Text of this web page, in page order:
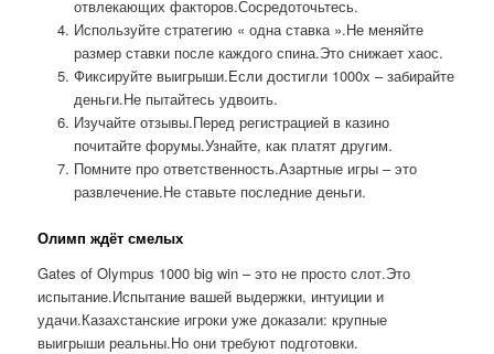
отвлекающих факторов.Сосредоточьтесь.
Используйте стратегию « одна ставка ».Не меняйте
размер ставки после каждого спина.Это снижает хаос.
Фиксируйте выигрыши.Если достигли 1000x – забирайте
деньги.Не пытайтесь удвоить.
Изучайте отзывы.Перед регистрацией в казино
почитайте форумы.Узнайте, как платят другим.
Помните про ответственность.Азартные игры – это
развлечение.Не ставьте последние деньги.
Олимп ждёт смелых
Gates of Olympus 1000 big win – это не просто слот.Это
испытание.Испытание вашей выдержки, интуиции и
удачи.Казахстанские игроки уже доказали: крупные
выигрыши реальны.Но они требуют подготовки.